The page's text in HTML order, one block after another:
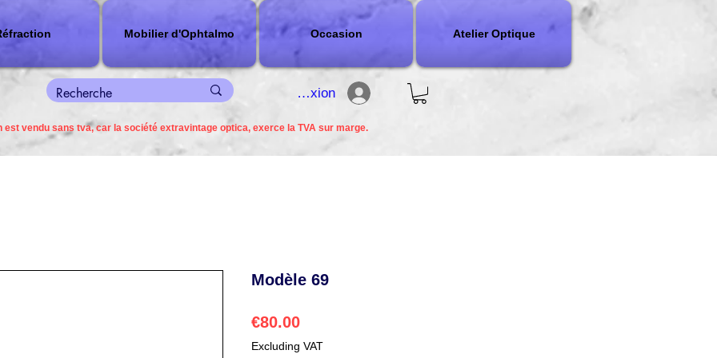
Mobilier d'Ophtalmo Occasion Atelier Optique
connexion
est vendu sans tva, car la société extravintage optica, exerce la TVA sur marge.
Modèle 69
€80.00Price
Excluding VAT